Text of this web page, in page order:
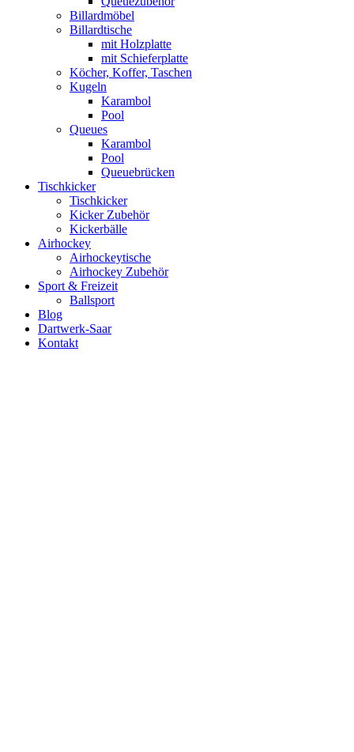
Billardmöbel
Billardtische
mit Holzplatte
mit Schieferplatte
Köcher, Koffer, Taschen
Kugeln
Karambol
Pool
Queues
Karambol
Pool
Queuebrücken
Tischkicker
Tischkicker
Kicker Zubehör
Kickerbälle
Airhockey
Airhockeytische
Airhockey Zubehör
Sport & Freizeit
Ballsport
Blog
Dartwerk-Saar
Kontakt